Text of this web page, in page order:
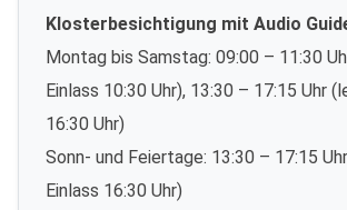
Klosterbesichtigung mit Audio
Montag bis Samstag: 09:00 – 11:30
Einlass 10:30 Uhr), 13:30 – 17:15 Uhr
16:30 Uhr)
Sonn- und Feiertage: 13:30 – 17:15
Einlass 16:30 Uhr)